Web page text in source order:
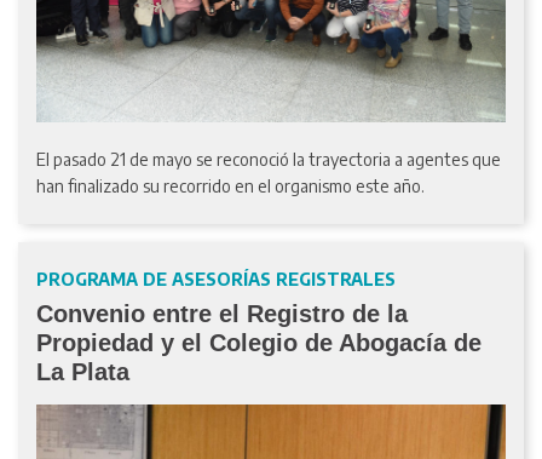
El pasado 21 de mayo se reconoció la trayectoria a agentes que
han finalizado su recorrido en el organismo este año.
PROGRAMA DE ASESORÍAS REGISTRALES
Convenio entre el Registro de la
Propiedad y el Colegio de Abogacía de
La Plata